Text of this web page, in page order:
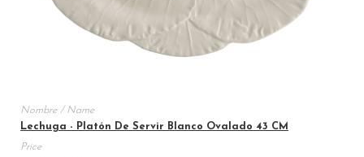
Lechuga - Platón De Servir Blanco Ovalado 43 CM